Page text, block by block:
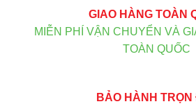
GIAO HÀNG TOÀN
MIỄN PHÍ VẬN CHUYỂN VÀ
TOÀN QUỐC
BẢO HÀNH TRỌN